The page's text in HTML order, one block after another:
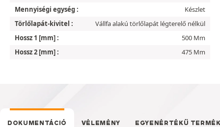
Mennyiségi egység :
Készlet
Törlőlapát-kivitel :
Vállfa alakú törlőlapát légterelő nélkül
Hossz 1 [mm] :
500 Mm
Hossz 2 [mm] :
475 Mm
DOKUMENTÁCIÓ VÉLEMÉNY EGYENÉRTÉKŰ